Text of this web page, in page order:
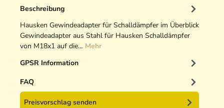
Beschreibung
Hausken Gewindeadapter für Schalldämpfer im Überblick
Gewindeadapter aus Stahl für Hausken Schalldämpfer
von M18x1 auf die… Mehr
GPSR Information
FAQ
Preisvorschlag senden